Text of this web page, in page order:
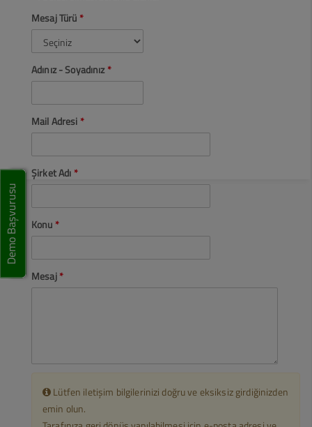
Demo Başvurusu
Mesaj Türü *
Adınız - Soyadınız*
Mail Adresi *
Şirket Adı *
Konu *
Mesaj*
Lütfen iletişim bilgilerinizi doğru ve eksiksiz girdiğinizden
emin olun.